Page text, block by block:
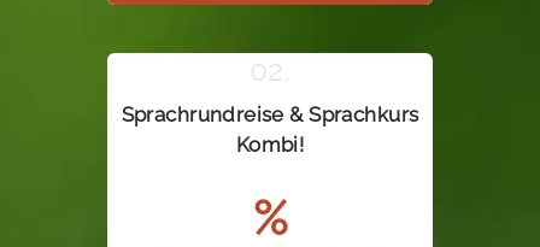
Sprachrundreise & Sprachkurs
Kombi!
%